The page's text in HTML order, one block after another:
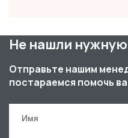
Не нашли нужную
Отправьте нашим
постараемся помочь